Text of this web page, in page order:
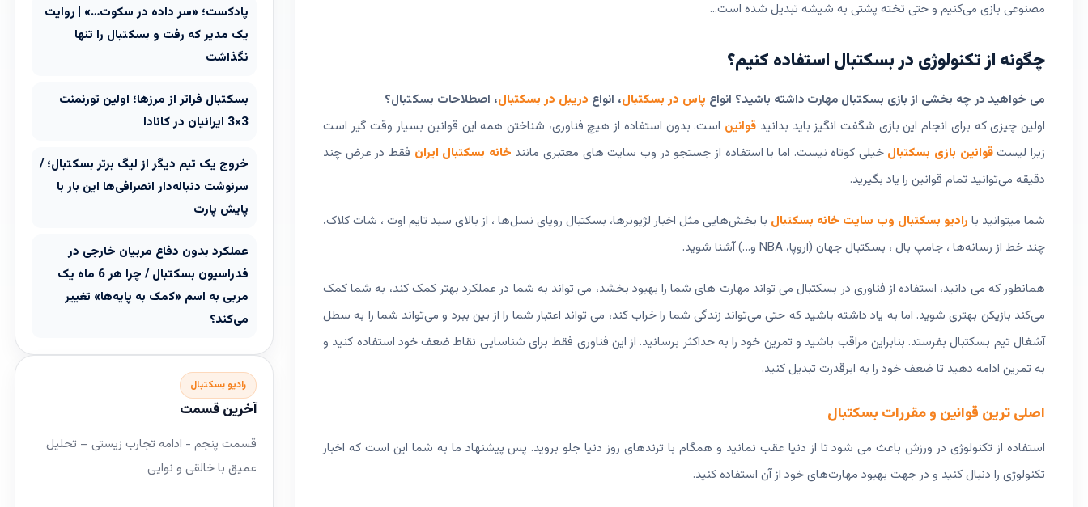
مصنوعی بازی می‌کنیم و حتی تخته پشتی به شیشه تبدیل شده است...
چگونه از تکنولوژی در بسکتبال استفاده کنیم؟
می خواهید در چه بخشی از بازی بسکتبال مهارت داشته باشید؟ انواع پاس در بسکتبال، انواع دریبل در بسکتبال، اصطلاحات بسکتبال؟
اولین چیزی که برای انجام این بازی شگفت انگیز باید بدانید قوانین است. بدون استفاده از هیچ فناوری، شناختن همه این قوانین بسیار وقت گیر است
زیرا لیستقوانین بازی بسکتبال خیلی کوتاه نیست. اما با استفاده از جستجو در وب سایت های معتبری مانند خانه بسکتبال ایران فقط در عرض چند
دقیقه می‌توانید تمام قوانین را یاد بگیرید.
شما میتوانید با رادیو بسکتبال وب سایت خانه بسکتبال با بخش‌هایی مثل اخبار لژیونرها، بسکتبال رویاى نسل‌ها ، از بالای سبد تایم اوت ، شات کلاک،
چند خط از رسانه‌ها ، جامپ بال ، بسکتبال جهان (اروپا، NBA و…) آشنا شوید.
همانطور که می دانید، استفاده از فناوری در بسکتبال می تواند مهارت های شما را بهبود بخشد، می تواند به شما در عملکرد بهتر کمک کند، به شما کمک
می‌کند بازیکن بهتری شوید. اما به یاد داشته باشید که حتی می‌تواند زندگی شما را خراب کند، می تواند اعتبار شما را از بین ببرد و می‌تواند شما را به سطل
آشغال تیم بسکتبال بفرستد. بنابراین مراقب باشید و تمرین خود را به حداکثر برسانید. از این فناوری فقط برای شناسایی نقاط ضعف خود استفاده کنید و
به تمرین ادامه دهید تا ضعف خود را به ابرقدرت تبدیل کنید.
اصلی ترین قوانین و مقررات بسکتبال
استفاده از تکنولوژی در ورزش باعث می شود تا از دنیا عقب نمانید و همگام با ترندهای روز دنیا جلو بروید. پس پیشنهاد ما به شما این است که اخبار
تکنولوژی را دنبال کنید و در جهت بهبود مهارت‌های خود از آن استفاده کنید.
پادکست؛ «سر داده در سکوت…» | روایت
یک مدیر که رفت و بسکتبال را تنها
نگذاشت
بسکتبال فراتر از مرزها؛ اولین تورنمنت
3×3 ایرانیان در کانادا
خروج یک تیم دیگر از لیگ برتر بسکتبال؛ /
سرنوشت دنباله‌دار انصرافی‌ها این بار با
پایش پارت
عملکرد بدون دفاع مربیان خارجی در
فدراسیون بسکتبال / چرا هر 6 ماه یک
مربی به اسم «کمک به پایه‌ها» تغییر
می‌کند؟
رادیو بسکتبال
آخرین قسمت
قسمت پنجم - ادامه تجارب زیستی – تحلیل
عمیق با خالقی و نوایی